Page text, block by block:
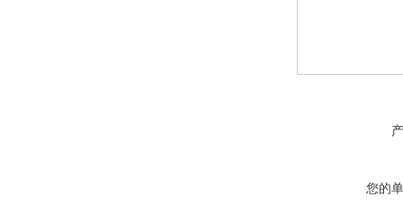
您的